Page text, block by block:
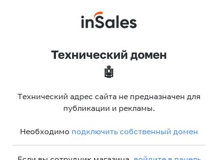
Технический домен
🤖
Технический адрес сайта не предназначен для
публикации и рекламы.
Необходимо подключить собственный домен